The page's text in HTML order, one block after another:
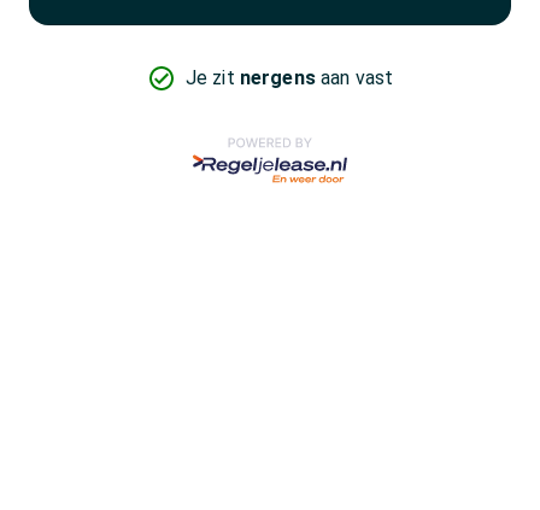
Je zit nergensaan vast